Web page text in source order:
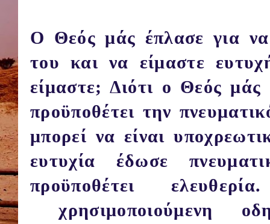
Ο Θεός μάς έπλασε για
του και να είμαστε
είμαστε; Διότι ο Θεός
προϋποθέτει την
μπορεί να είναι
ευτυχία έδωσε
προϋποθέτει
χρησιμοποιούμενη